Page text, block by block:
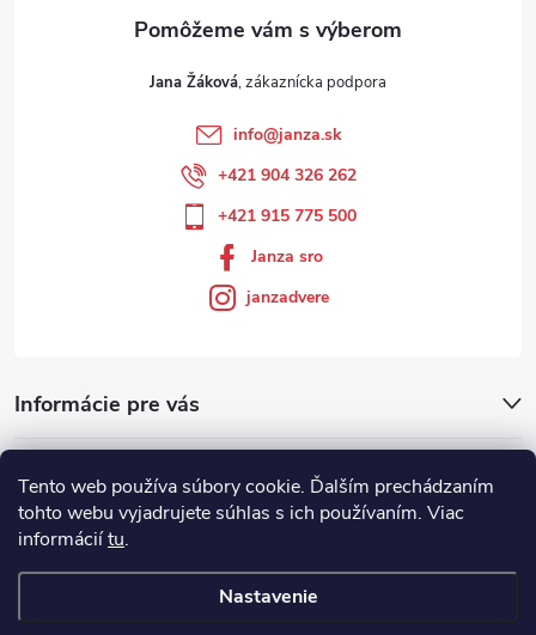
Tento web používa súbory cookie. Ďalším prechádzaním
tohto webu vyjadrujete súhlas s ich používaním. Viac
informáciítu.
Nastavenie
Informácie pre vás
Jana Žáková
info@janza.sk
+421 904 326 262
+421 915 775 500
Janza sro
janzadvere
Showroom